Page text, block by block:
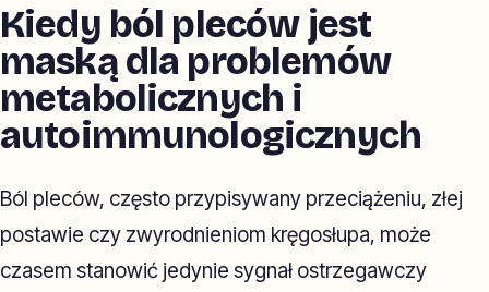
Kiedy ból pleców jest
maską dla problemów
metabolicznych i
autoimmunologicznych
Ból pleców, często przypisywany przeciążeniu, złej
postawie czy zwyrodnieniom kręgosłupa, może
czasem stanowić jedynie sygnał ostrzegawczy